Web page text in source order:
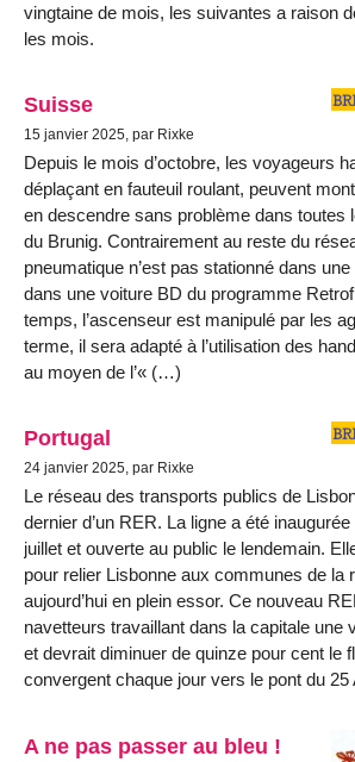
vingtaine de mois, les suivantes a raison
les mois.
Suisse
15 janvier 2025, par Rixke
Depuis le mois d’octobre, les voyageurs
déplaçant en fauteuil roulant, peuvent
en descendre sans problème dans toutes
du Brunig. Contrairement au reste du
pneumatique n’est pas stationné dans
dans une voiture BD du programme
temps, l’ascenseur est manipulé par les
terme, il sera adapté à l’utilisation des
au moyen de l’« (…)
Portugal
24 janvier 2025, par Rixke
Le réseau des transports publics de
dernier d’un RER. La ligne a été
juillet et ouverte au public le lendemain.
pour relier Lisbonne aux communes de la
aujourd’hui en plein essor. Ce nouveau
navetteurs travaillant dans la capitale une
et devrait diminuer de quinze pour cent le
convergent chaque jour vers le pont du
A ne pas passer au bleu !